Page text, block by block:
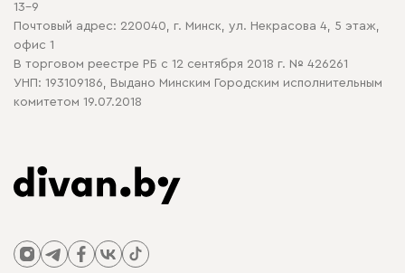
13-9
Почтовый адрес: 220040, г. Минск, ул. Некрасова 4, 5 этаж,
офис 1
В торговом реестре РБ с 12 сентября 2018 г. № 426261
УНП: 193109186, Выдано Минским Городским исполнительным
комитетом 19.07.2018